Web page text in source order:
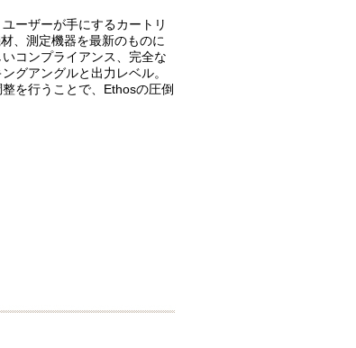
ーザーが手にするカートリ
、測定機器を最新のものに
コンプライアンス、完全な
グアングルと出力レベル。
を行うことで、Ethosの圧倒